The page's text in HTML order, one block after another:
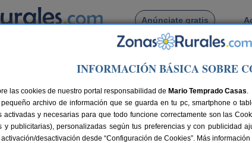
Anúnciate gratis
Busca por pueblo
cerca de La Tercia
INFORMACIÓN BÁSICA SOBRE
las cookies de nuestro portal responsabilidad de Mario Temprado Casas.
archivo de información que se guarda en tu pc, smartphone o
y necesarias para que todo funcione correctamente son las
publicitarias), personalizadas según tus preferencias y con publicidad
desactivación desde “Configuración de Cookies”. Más